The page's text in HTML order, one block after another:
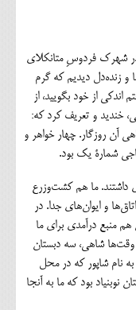
۱۴۰۲ به دیدارش در شهرک فردوسِ متانکلای
و زنده‌دل دیدیم که گرم
از خود بگویید، از
خندید و تعریف کرد که:
آن روزگار. چهار خواهر و
شمارة یک بود.
داشتند. ما هم کشت‌وزرع
و ایوان‌های جدا. در
هم منبع درآمدی برای ما
آن وقت‌ها شاهی، سه دبستان
‌نام شاپور که در محل
نوبنیاد بود که ما به آنجا